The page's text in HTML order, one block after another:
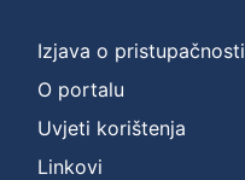
Izjava o pristupačnosti
O portalu
Uvjeti korištenja
Linkovi